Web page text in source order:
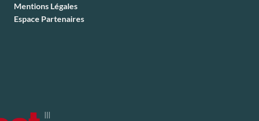
Mentions Légales
Espace Partenaires
|||